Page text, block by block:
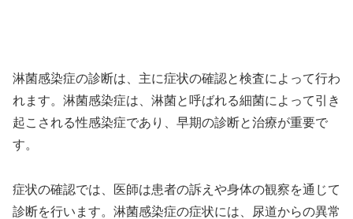
淋菌感染症の診断は、主に症状の確認と検査によって行わ
れます。淋菌感染症は、淋菌と呼ばれる細菌によって引き
起こされる性感染症であり、早期の診断と治療が重要で
す。
症状の確認では、医師は患者の訴えや身体の観察を通じて
診断を行います。淋菌感染症の症状には、尿道からの異常